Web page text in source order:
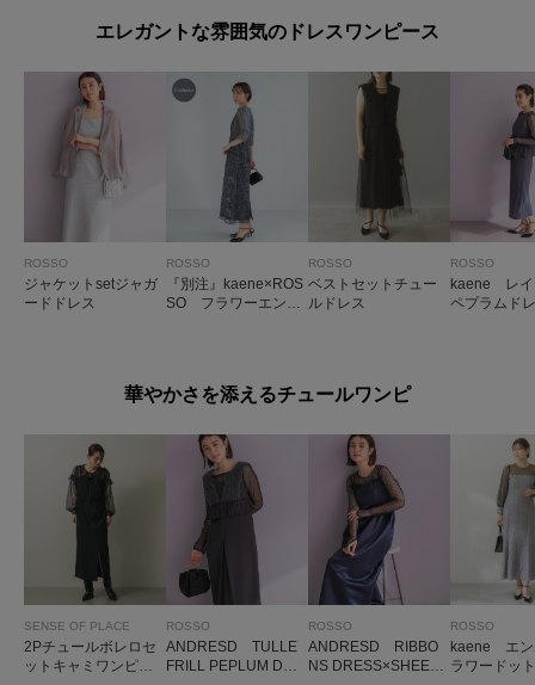
エレガントな雰囲気のドレスワンピース
ROSSO
ジャケットsetジャガ
ードドレス
ROSSO
『別注』kaene×ROS
SO フラワーエンブ
ROSSO
ベストセットチュー
ルドレス
ROSSO
kaene レイ
ペプラムド
華やかさを添えるチュールワンピ
SENSE OF PLACE
2Pチュールボレロセ
ットキャミワンピー
ROSSO
ANDRESD TULLE
FRILL PEPLUM DRE
ROSSO
ANDRESD RIBBO
NS DRESS×SHEER
ROSSO
kaene エン
ラワードッ